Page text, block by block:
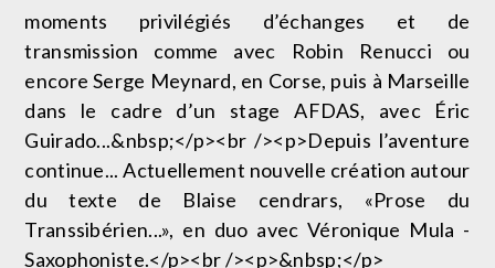
moments privilégiés d’échanges et de
transmission comme avec Robin Renucci ou
encore Serge Meynard, en Corse, puis à Marseille
dans le cadre d’un stage AFDAS, avec Éric
Guirado...&nbsp;</p><br /><p>Depuis l’aventure
continue... Actuellement nouvelle création autour
du texte de Blaise cendrars, «Prose du
Transsibérien...», en duo avec Véronique Mula -
Saxophoniste.</p><br /><p>&nbsp;</p>